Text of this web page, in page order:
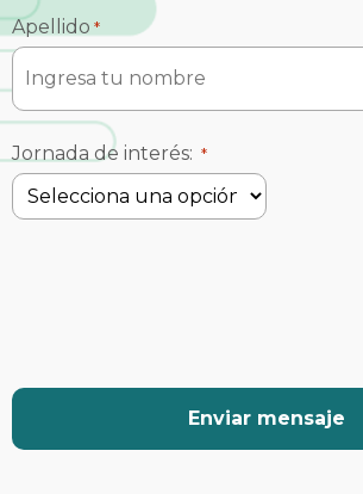
Apellido *
Jornada de interés: *